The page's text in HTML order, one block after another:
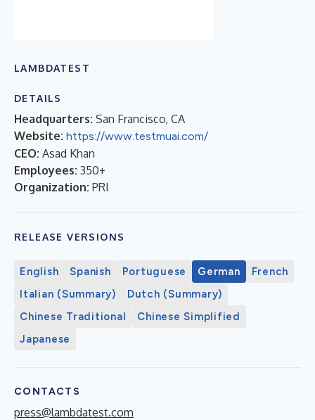
LAMBDATEST
DETAILS
Headquarters: San Francisco, CA
Website: https://www.testmuai.com/
CEO: Asad Khan
Employees: 350+
Organization: PRI
RELEASE VERSIONS
English Spanish Portuguese German
French
Italian (Summary)
Dutch (Summary)
Chinese Traditional
Chinese Simplified
Japanese
CONTACTS
press@lambdatest.com